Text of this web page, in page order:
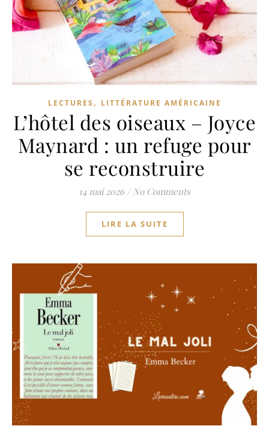
LECTURES , LITTÉRATURE AMÉRICAINE
L’hôtel des oiseaux – Joyce
Maynard : un refuge pour
se reconstruire
14 mai 2026 / No Comments
LIRE LA SUITE